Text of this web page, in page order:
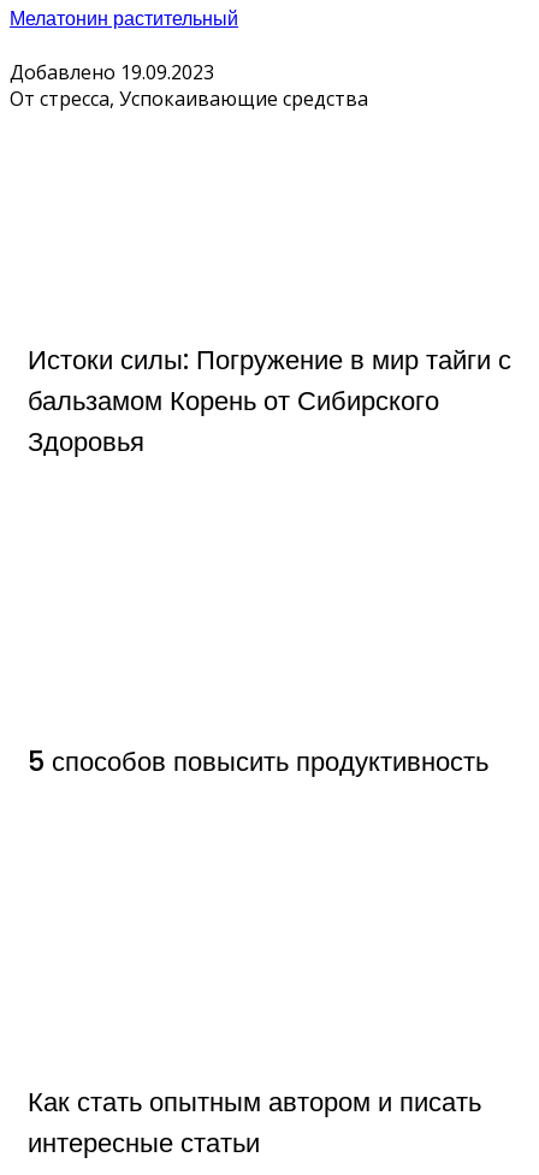
Мелатонин растительный
Добавлено 19.09.2023
От стресса, Успокаивающие средства
Истоки силы: Погружение в мир тайги с
бальзамом Корень от Сибирского
Здоровья
5 способов повысить продуктивность
Как стать опытным автором и писать
интересные статьи